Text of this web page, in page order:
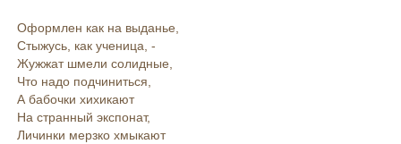
Оформлен как на выданье,
Стыжусь, как ученица, -
Жужжат шмели солидные,
Что надо подчиниться,
А бабочки хихикают
На странный экспонат,
Личинки мерзко хмыкают